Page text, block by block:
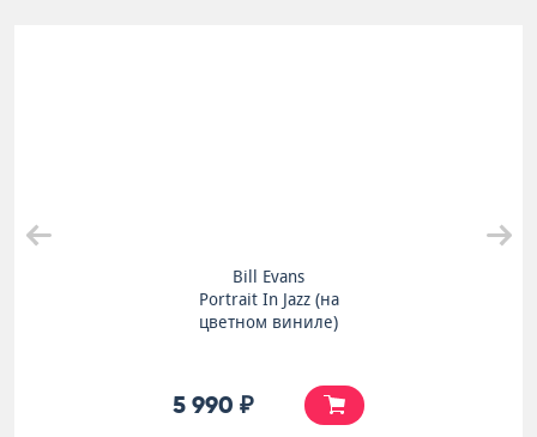
Bill Evans
Portrait In Jazz (на
цветном виниле)
5 990 ₽